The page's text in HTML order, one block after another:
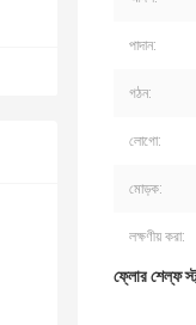
পাদান:
গঠন:
লোগো:
মোড়ক:
লক্ষণীয় করা:
ফ্লোর শেল্ফ